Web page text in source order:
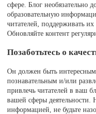
сфере. Блог необязательно
образовательную
читателей, поддерживать их
Обновляйте контент
Позаботьтесь о
Он должен быть
познавательным и/или
привлечь читателей в ваш
вашей сферы деятельности.
информацией, не будьте